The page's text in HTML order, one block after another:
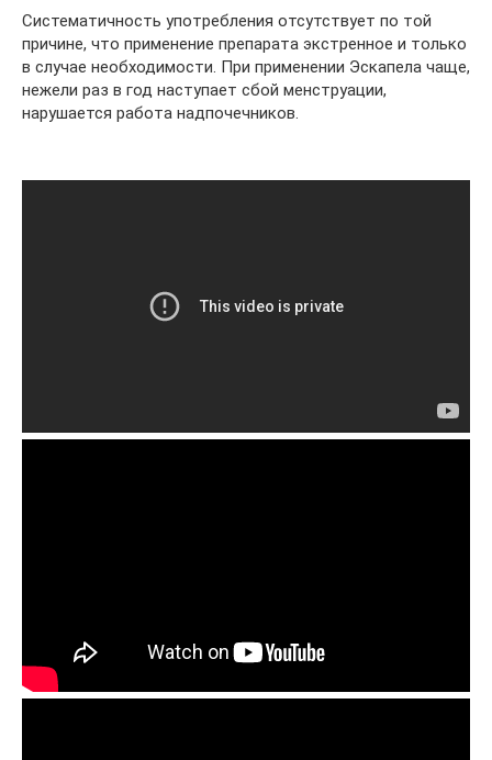
Систематичность употребления отсутствует по той
причине, что применение препарата экстренное и только
в случае необходимости. При применении Эскапела чаще,
нежели раз в год наступает сбой менструации,
нарушается работа надпочечников.